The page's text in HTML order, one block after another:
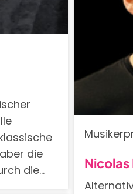
die
die…
Nicolas